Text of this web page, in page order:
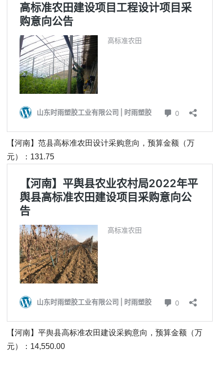
【河南】范县高标准农田设计采购意向，预算金额（万
元）：131.75
【河南】平舆县高标准农田建设采购意向，预算金额（万
元）：14,550.00